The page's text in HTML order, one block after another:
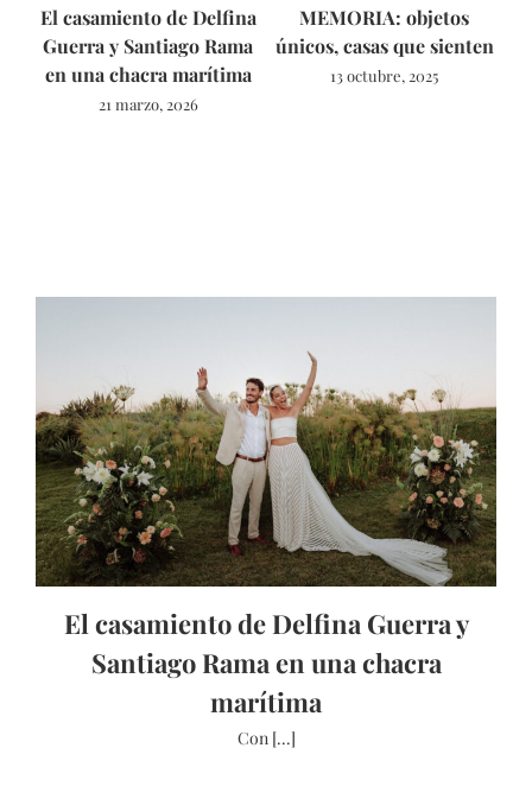
El casamiento de Delfina
Guerra y Santiago Rama
en una chacra marítima
21 marzo, 2026
MEMORIA: objetos
únicos, casas que sienten
13 octubre, 2025
El casamiento de Delfina Guerra y
Santiago Rama en una chacra
marítima
Con [...]